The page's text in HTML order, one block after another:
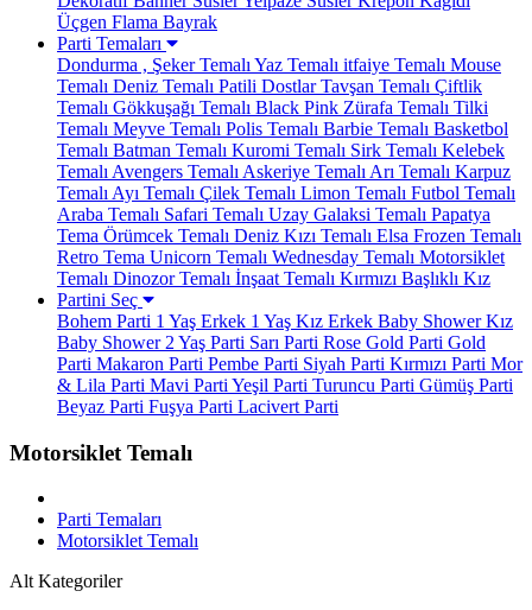
Üçgen Flama Bayrak
Parti Temaları
Dondurma , Şeker Temalı Yaz Temalı itfaiye Temalı Mouse
Temalı Deniz Temalı Patili DostlarTavşan Temalı Çiftlik
Temalı Gökkuşağı Temalı Black Pink Zürafa Temalı Tilki
Temalı Meyve Temalı Polis Temalı Barbie Temalı Basketbol
Temalı Batman Temalı Kuromi Temalı Sirk Temalı Kelebek
Temalı Avengers Temalı Askeriye Temalı Arı Temalı Karpuz
Temalı Ayı Temalı Çilek Temalı Limon Temalı Futbol Temalı
Araba Temalı Safari Temalı Uzay Galaksi Temalı Papatya
Tema Örümcek Temalı Deniz Kızı Temalı Elsa Frozen Temalı
Retro Tema Unicorn Temalı Wednesday Temalı Motorsiklet
Temalı Dinozor Temalı İnşaat Temalı Kırmızı Başlıklı Kız
Partini Seç
Bohem Parti 1 Yaş Erkek 1 Yaş Kız Erkek Baby ShowerKız
Baby Shower2 Yaş Parti Sarı Parti Rose Gold Parti Gold
Parti Makaron Parti Pembe Parti Siyah Parti Kırmızı Parti Mor
& Lila Parti Mavi Parti Yeşil Parti Turuncu Parti Gümüş Parti
Beyaz Parti Fuşya Parti Lacivert Parti
Motorsiklet Temalı
Parti Temaları
Motorsiklet Temalı
Alt Kategoriler